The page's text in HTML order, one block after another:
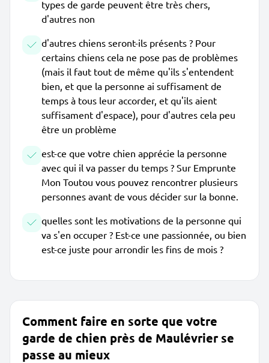
types de garde peuvent être très chers,
d'autres non
d'autres chiens seront-ils présents ? Pour
certains chiens cela ne pose pas de problèmes
(mais il faut tout de même qu'ils s'entendent
bien, et que la personne ai suffisament de
temps à tous leur accorder, et qu'ils aient
suffisament d'espace), pour d'autres cela peu
être un problème
est-ce que votre chien apprécie la personne
avec qui il va passer du temps ? Sur Emprunte
Mon Toutou vous pouvez rencontrer plusieurs
personnes avant de vous décider sur la bonne.
quelles sont les motivations de la personne qui
va s'en occuper ? Est-ce une passionnée, ou bien
est-ce juste pour arrondir les fins de mois ?
Comment faire en sorte que votre
garde de chien près de Maulévrier se
passe au mieux